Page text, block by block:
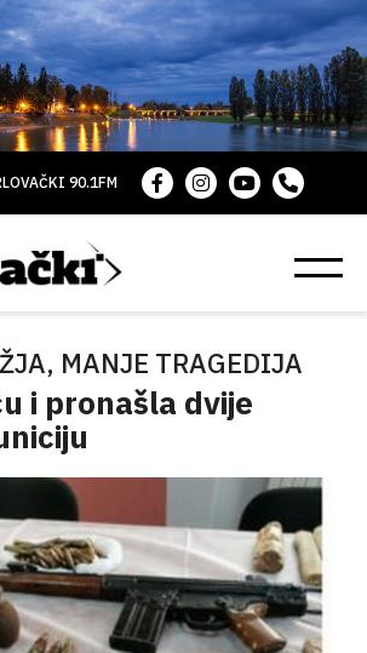
90.1FM
MANJE TRAGEDIJA
i pronašla dvije